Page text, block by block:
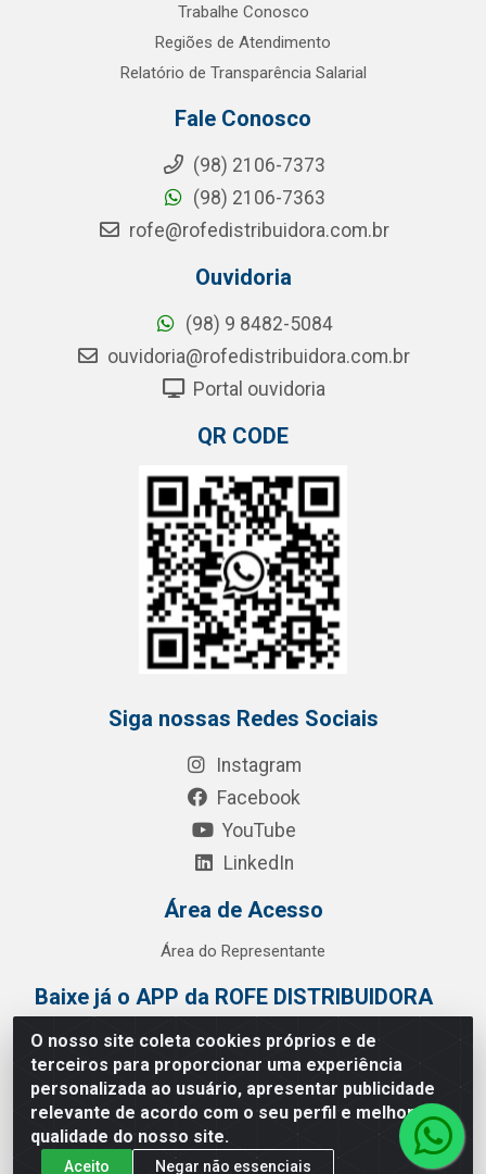
O nosso site coleta cookies próprios e de
terceiros para proporcionar uma experiência
personalizada ao usuário, apresentar publicidade
relevante de acordo com o seu perfil e melhorar a
qualidade do nosso site.
Aceito Negar não essenciais
Trabalhe Conosco
Regiões de Atendimento
Relatório de Transparência Salarial
Fale Conosco
(98) 2106-7373
(98) 2106-7363
rofe@rofedistribuidora.com.br
Ouvidoria
(98) 9 8482-5084
ouvidoria@rofedistribuidora.com.br
Portal ouvidoria
QR CODE
Siga nossas Redes Sociais
Instagram
Facebook
YouTube
LinkedIn
Área de Acesso
Área do Representante
Baixe já o APP da ROFE DISTRIBUIDORA